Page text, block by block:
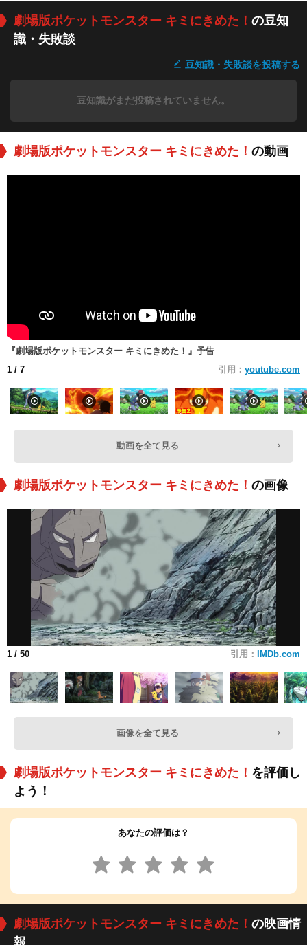
劇場版ポケットモンスター キミにきめた！ の豆知
識・失敗談
豆知識・失敗談を投稿する
豆知識がまだ投稿されていません。
劇場版ポケットモンスター キミにきめた！ の動画
『劇場版ポケットモンスター キミにきめた！』予告
1 / 7 引用： youtube.com
動画を全て見る
劇場版ポケットモンスター キミにきめた！ の画像
1 / 50 引用： IMDb.com
画像を全て見る
劇場版ポケットモンスター キミにきめた！ を評価し
よう！
あなたの評価は？
劇場版ポケットモンスター キミにきめた！ の映画情
報